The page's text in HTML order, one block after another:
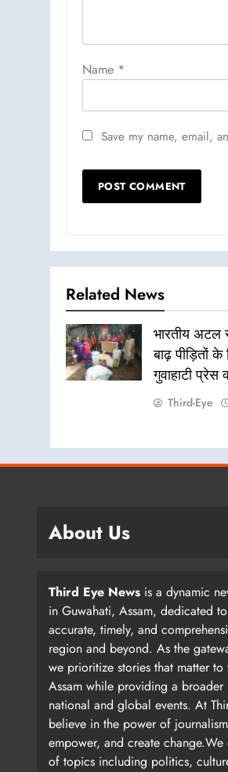
Name *
Save my name, email,
Related News
भारतीय अटल
बाढ़ पीड़ितों
गुवाहाटी प्रेस
Third-Eye
About Us
Third Eye News is a dynamic
in Guwahati, Assam, dedicated
accurate, timely, and
region and beyond. As the
we prioritize stories that matter
Assam while providing a broader
national and global events. At
believe in the power of
empower, and create
of topics including politics,